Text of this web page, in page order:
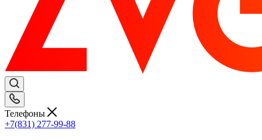
Телефоны
+7(831) 277-99-88